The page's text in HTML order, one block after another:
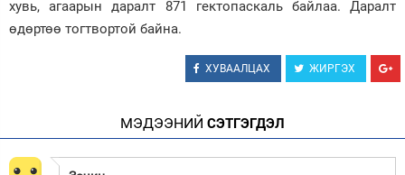
хувь, агаарын даралт 871 гектопаскаль байлаа. Даралт
өдөртөө тогтвортой байна.
ХУВААЛЦАХ ЖИРГЭХ
МЭДЭЭНИЙ СЭТГЭГДЭЛ